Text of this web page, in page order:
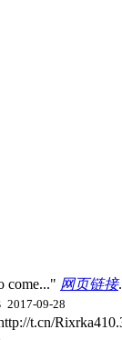
come..." 网页链接
2017-09-28